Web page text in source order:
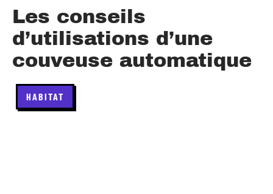
Les conseils
d’utilisations d’une
couveuse automatique
HABITAT